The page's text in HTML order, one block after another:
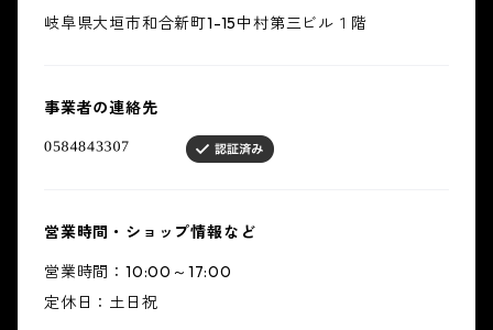
岐阜県大垣市和合新町1-15中村第三ビル１階
事業者の連絡先
営業時間・ショップ情報など
営業時間：10:00～17:00
定休日：土日祝